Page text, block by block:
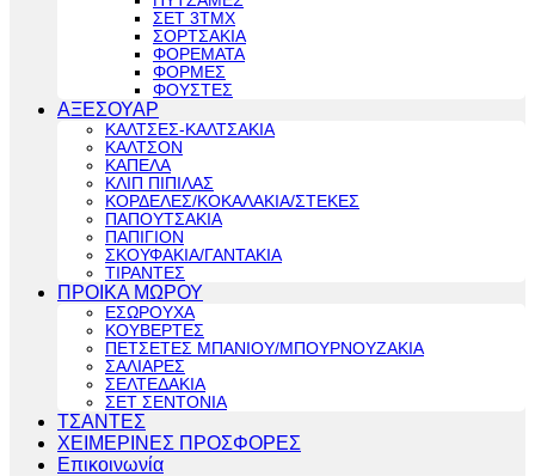
ΣΕΤ 3ΤΜΧ
ΣΟΡΤΣΑΚΙΑ
ΦΟΡΕΜΑΤΑ
ΦΟΡΜΕΣ
ΦΟΥΣΤΕΣ
ΑΞΕΣΟΥΑΡ
ΚΑΛΤΣΕΣ-ΚΑΛΤΣΑΚΙΑ
ΚΑΛΤΣΟΝ
ΚΑΠΕΛΑ
ΚΛΙΠ ΠΙΠΙΛΑΣ
ΚΟΡΔΕΛΕΣ/ΚΟΚΑΛΑΚΙΑ/ΣΤΕΚΕΣ
ΠΑΠΟΥΤΣΑΚΙΑ
ΠΑΠΙΓΙΟΝ
ΣΚΟΥΦΑΚΙΑ/ΓΑΝΤΑΚΙΑ
ΤΙΡΑΝΤΕΣ
ΠΡΟΙΚΑ ΜΩΡΟΥ
ΕΣΩΡΟΥΧΑ
ΚΟΥΒΕΡΤΕΣ
ΠΕΤΣΕΤΕΣ ΜΠΑΝΙΟΥ/ΜΠΟΥΡΝΟΥΖΑΚΙΑ
ΣΑΛΙΑΡΕΣ
ΣΕΛΤΕΔΑΚΙΑ
ΣΕΤ ΣΕΝΤΟΝΙΑ
ΤΣΑΝΤΕΣ
ΧΕΙΜΕΡΙΝΕΣ ΠΡΟΣΦΟΡΕΣ
Επικοινωνία